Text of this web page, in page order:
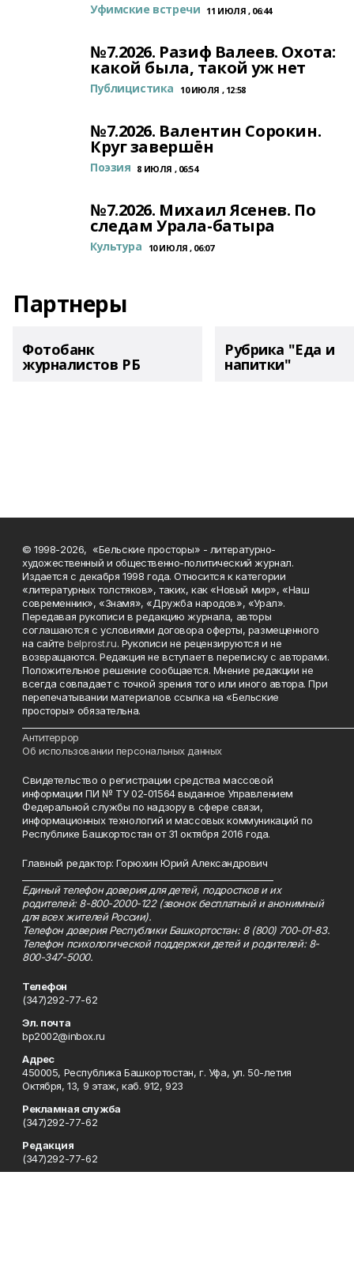
Уфимские встречи 11 ИЮЛЯ , 06:44
№7.2026. Разиф Валеев. Охота:
какой была, такой уж нет
Публицистика 10 ИЮЛЯ , 12:58
№7.2026. Валентин Сорокин.
Круг завершён
Поэзия 8 ИЮЛЯ , 06:54
№7.2026. Михаил Ясенев. По
следам Урала-батыра
Культура 10 ИЮЛЯ , 06:07
Партнеры
Фотобанк
журналистов РБ
Рубрика "Еда и
напитки"
© 1998-2026, «Бельские просторы» - литературно-
художественный и общественно-политический журнал.
Издается с декабря 1998 года. Относится к категории
«литературных толстяков», таких, как «Новый мир», «Наш
современник», «Знамя», «Дружба народов», «Урал».
Передавая рукописи в редакцию журнала, авторы
соглашаются с условиями договора оферты, размещенного
на сайтеbelprost.ru. Рукописи не рецензируются и не
возвращаются. Редакция не вступает в переписку с авторами.
Положительное решение сообщается. Мнение редакции не
всегда совпадает с точкой зрения того или иного автора. При
перепечатывании материалов ссылка на «Бельские
просторы» обязательна.
Антитеррор
Об использовании персональных данных
Свидетельство о регистрации средства массовой
информации ПИ № ТУ 02-01564 выданное Управлением
Федеральной службы по надзору в сфере связи,
информационных технологий и массовых коммуникаций по
Республике Башкортостан от 31 октября 2016 года.
Главный редактор: Горюхин Юрий Александрович
Единый телефон доверия для детей, подростков и их
родителей: 8-800-2000-122 (звонок бесплатный и анонимный
для всех жителей России).
Телефон доверия Республики Башкортостан: 8 (800) 700-01-83.
Телефон психологической поддержки детей и родителей: 8-
800-347-5000.
Телефон
(347)292-77-62
Эл. почта
bp2002@inbox.ru
Адрес
450005, Республика Башкортостан, г. Уфа, ул. 50-летия
Октября, 13, 9 этаж, каб. 912, 923
Рекламная служба
(347)292-77-62
Редакция
(347)292-77-62